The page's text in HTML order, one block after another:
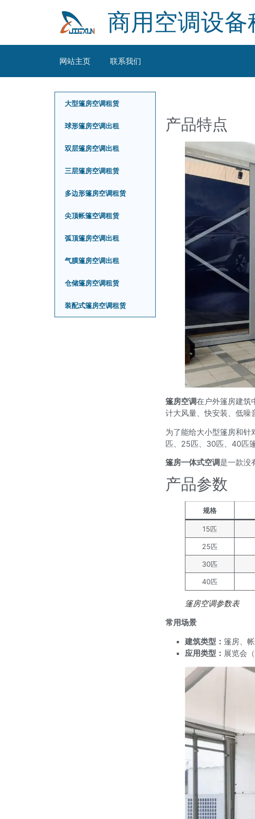
商用空调设备
网站主页 联系我们
大型篷房空调租赁
球形篷房空调出租
双层篷房空调出租
三层篷房空调租赁
多边形篷房空调租赁
尖顶帐篷空调租赁
弧顶篷房空调出租
气膜篷房空调出租
仓储篷房空调租赁
装配式篷房空调租赁
产品特点
篷房空调在户外篷房建筑
计大风量、快安装、低噪
为了能给大小型篷房和
匹、25匹、30匹、40匹
篷房一体式空调是一款没
产品参数
规格
15匹
25匹
30匹
40匹
篷房空调参数表
常用场景
建筑类型： 篷房、
应用类型： 展览会